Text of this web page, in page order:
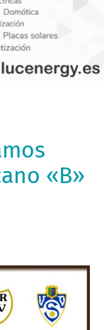
«B»